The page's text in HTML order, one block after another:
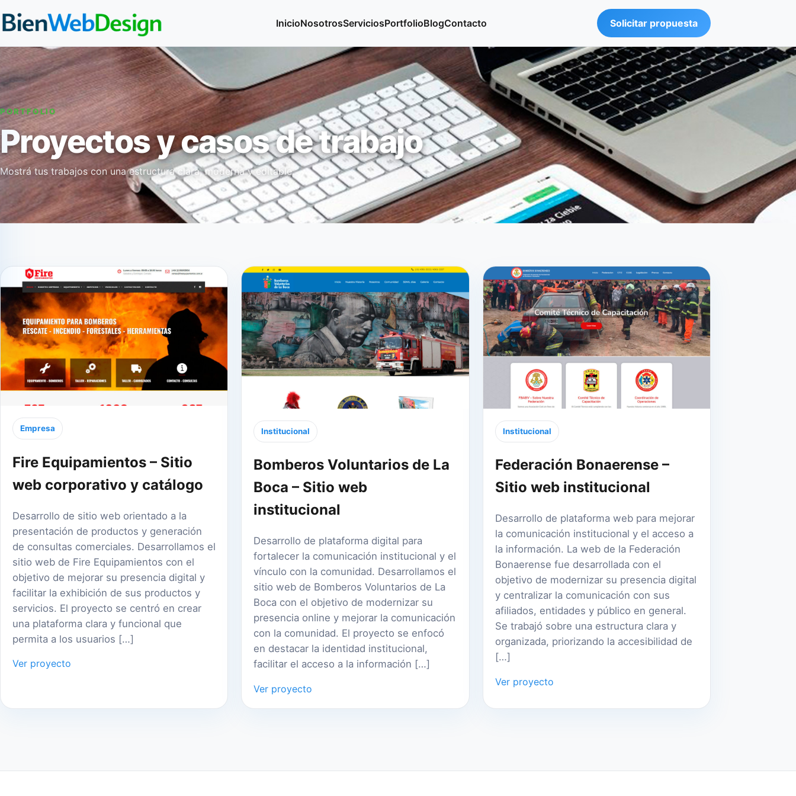
InicioNosotrosServiciosPortfolioBlogContacto Solicitar propuesta
PORTFOLIO
Proyectos y casos de trabajo
Mostrá tus trabajos con una estructura clara, moderna y editable.
Empresa
Fire Equipamientos – Sitio
web corporativo y catálogo
Desarrollo de sitio web orientado a la
presentación de productos y generación
de consultas comerciales. Desarrollamos el
sitio web de Fire Equipamientos con el
objetivo de mejorar su presencia digital y
facilitar la exhibición de sus productos y
servicios. El proyecto se centró en crear
una plataforma clara y funcional que
permita a los usuarios […]
Ver proyecto
Institucional
Bomberos Voluntarios de La
Boca – Sitio web
institucional
Desarrollo de plataforma digital para
fortalecer la comunicación institucional y el
vínculo con la comunidad. Desarrollamos el
sitio web de Bomberos Voluntarios de La
Boca con el objetivo de modernizar su
presencia online y mejorar la comunicación
con la comunidad. El proyecto se enfocó
en destacar la identidad institucional,
facilitar el acceso a la información […]
Ver proyecto
Institucional
Federación Bonaerense –
Sitio web institucional
Desarrollo de plataforma web para mejorar
la comunicación institucional y el acceso a
la información. La web de la Federación
Bonaerense fue desarrollada con el
objetivo de modernizar su presencia digital
y centralizar la comunicación con sus
afiliados, entidades y público en general.
Se trabajó sobre una estructura clara y
organizada, priorizando la accesibilidad de
[…]
Ver proyecto